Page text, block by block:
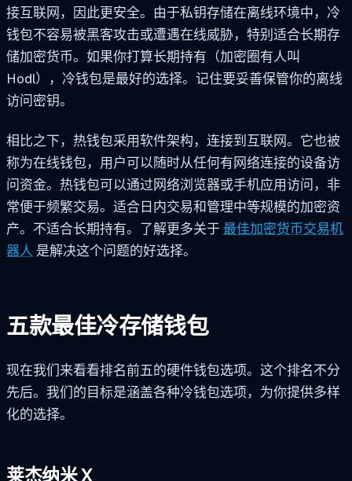
接互联网，因此更安全。由于私钥存储在离线环境中，冷
钱包不容易被黑客攻击或遭遇在线威胁，特别适合长期存
储加密货币。如果你打算长期持有（加密圈有人叫
Hodl），冷钱包是最好的选择。记住要妥善保管你的离线
访问密钥。
相比之下，热钱包采用软件架构，连接到互联网。它也被
称为在线钱包，用户可以随时从任何有网络连接的设备访
问资金。热钱包可以通过网络浏览器或手机应用访问，非
常便于频繁交易。适合日内交易和管理中等规模的加密资
产。不适合长期持有。了解更多关于 最佳加密货币交易机
器人 是解决这个问题的好选择。
五款最佳冷存储钱包
现在我们来看看排名前五的硬件钱包选项。这个排名不分
先后。我们的目标是涵盖各种冷钱包选项，为你提供多样
化的选择。
莱杰纳米 X